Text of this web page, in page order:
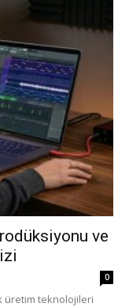
ve
0
üretim teknolojileri